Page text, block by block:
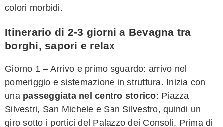
colori morbidi.
Itinerario di 2-3 giorni a Bevagna tra
borghi, sapori e relax
Giorno 1 – Arrivo e primo sguardo: arrivo nel
pomeriggio e sistemazione in struttura. Inizia con
una passeggiata nel centro storico: Piazza
Silvestri, San Michele e San Silvestro, quindi un
giro sotto i portici del Palazzo dei Consoli. Prima di